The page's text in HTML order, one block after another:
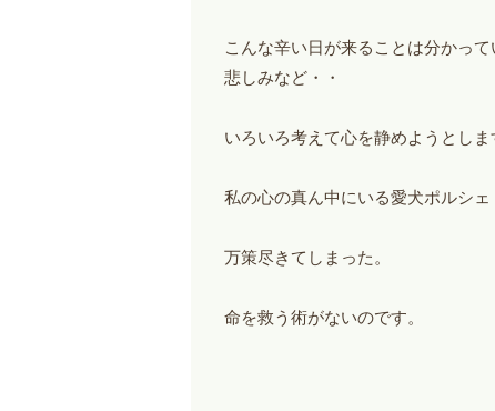
こんな辛い日が来ることは分かっ
悲しみなど・・
いろいろ考えて心を静めようとしま
私の心の真ん中にいる愛犬ポルシェ
万策尽きてしまった。
命を救う術がないのです。